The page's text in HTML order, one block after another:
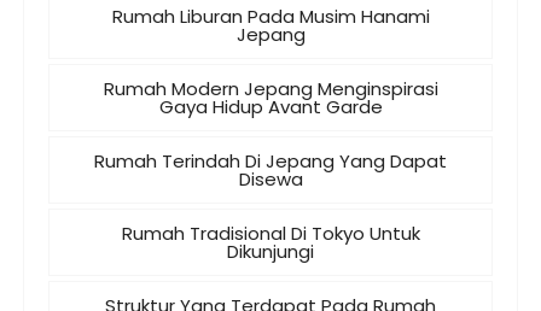
Rumah Liburan Pada Musim Hanami
Jepang
Rumah Modern Jepang Menginspirasi
Gaya Hidup Avant Garde
Rumah Terindah Di Jepang Yang Dapat
Disewa
Rumah Tradisional Di Tokyo Untuk
Dikunjungi